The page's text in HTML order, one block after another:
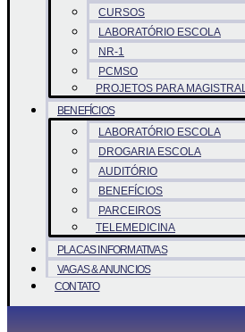
CURSOS
LABORATÓRIO ESCOLA
NR-1
PCMSO
PROJETOS PARA MAGISTRAL
BENEFÍCIOS
LABORATÓRIO ESCOLA
DROGARIA ESCOLA
AUDITÓRIO
BENEFÍCIOS
PARCEIROS
TELEMEDICINA
PLACAS INFORMATIVAS
VAGAS & ANUNCIOS
CONTATO